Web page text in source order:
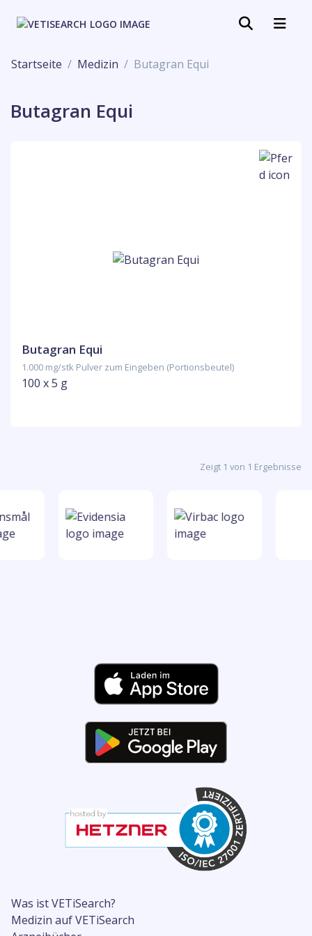
Startseite Medizin Butagran Equi
Butagran Equi
Butagran Equi
1.000 mg/stk Pulver zum Eingeben (Portionsbeutel)
100 x 5 g
Zeigt 1 von 1 Ergebnisse
Was ist VETiSearch?
Medizin auf VETiSearch